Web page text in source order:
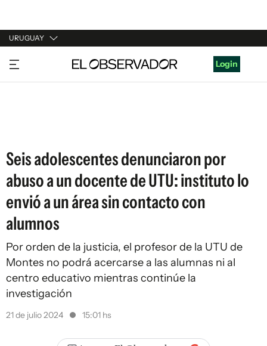
URUGUAY
URUGUAY
ARGENTINA
Login
Seis adolescentes denunciaron por
abuso a un docente de UTU: instituto lo
envió a un área sin contacto con
alumnos
Por orden de la justicia, el profesor de la UTU de
Montes no podrá acercarse a las alumnas ni al
centro educativo mientras continúe la
investigación
21 de julio 2024 15:01 hs